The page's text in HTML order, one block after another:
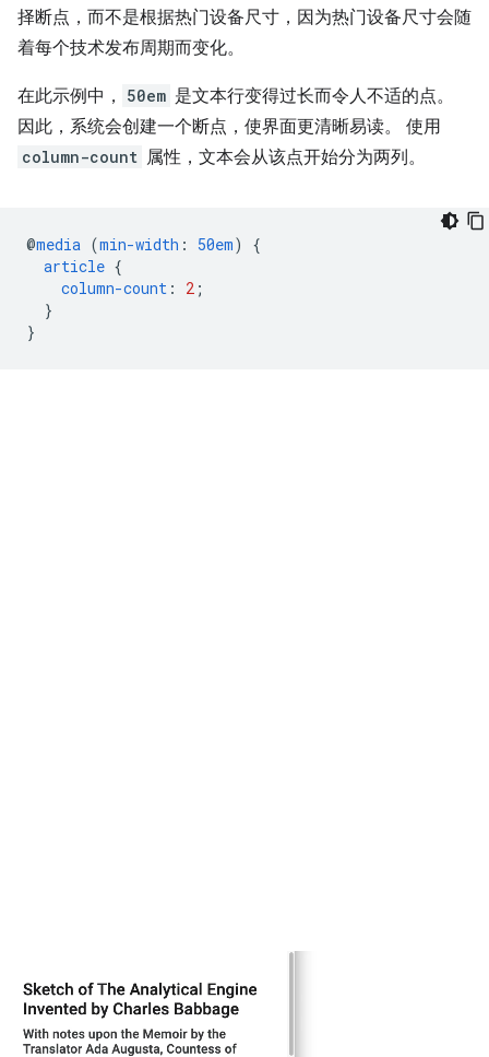
择断点，而不是根据热门设备尺寸，因为热门设备尺寸会随
着每个技术发布周期而变化。
在此示例中， 50em 是文本行变得过长而令人不适的点。
因此，系统会创建一个断点，使界面更清晰易读。 使用
column-count 属性，文本会从该点开始分为两列。
@media (min-width : 50em)
{
article {
column-count : 2 ;
}
}